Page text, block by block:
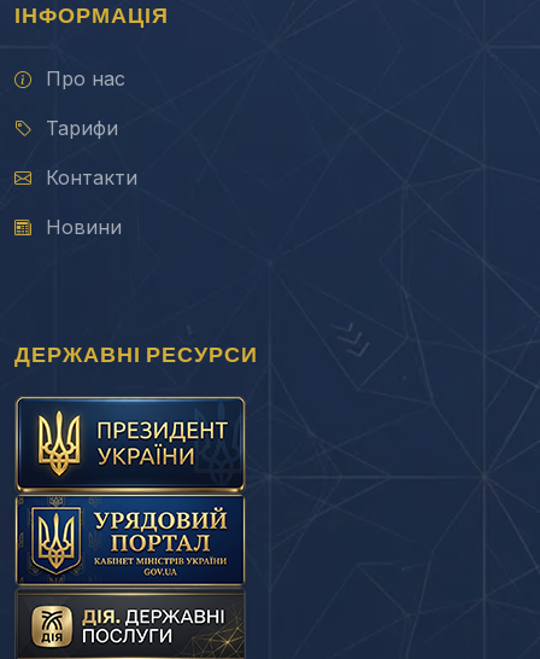
ІНФОРМАЦІЯ
Про нас
Тарифи
Контакти
Новини
ДЕРЖАВНІ РЕСУРСИ